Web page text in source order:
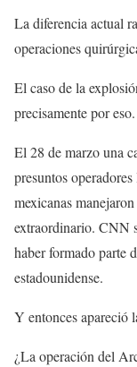
La diferencia actual
operaciones
El caso de la
precisamente por eso.
El 28 de marzo una
presuntos
mexicanas
extraordinario. CNN
haber formado parte
estadounidense.
Y entonces apareció
¿La operación del